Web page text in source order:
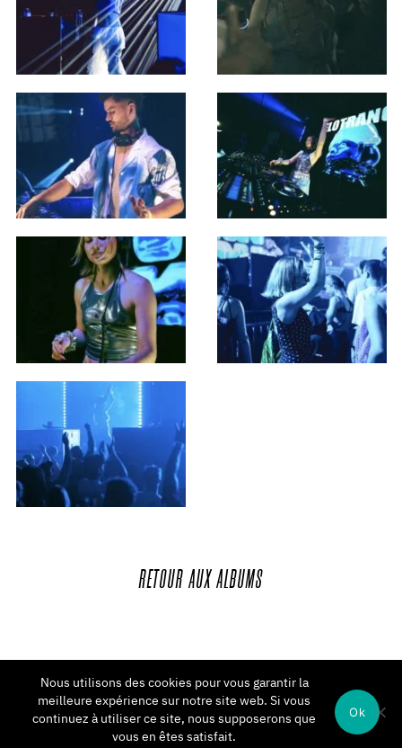
RETOUR AUXALBUMS
Nous utilisons des cookies pour vous garantir la
meilleure expérience sur notre site web. Si vous
continuez à utiliser ce site, nous supposerons que
vous en êtes satisfait.
Ok